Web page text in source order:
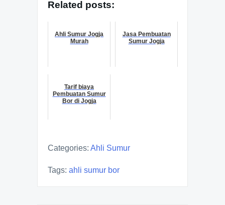
Related posts:
Ahli Sumur Jogja
Murah
Jasa Pembuatan
Sumur Jogja
Tarif biaya
Pembuatan Sumur
Bor di Jogja
Categories: Ahli Sumur
Tags: ahli sumur bor